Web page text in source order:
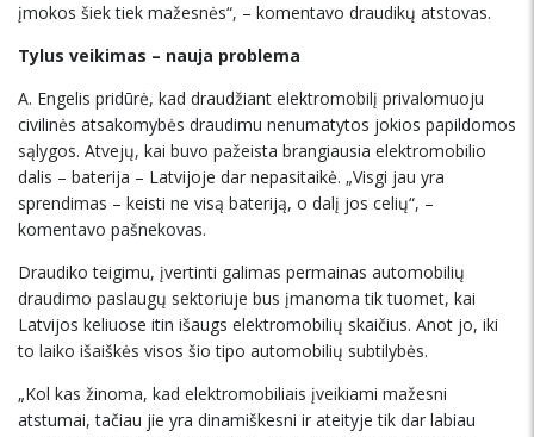
įmokos šiek tiek mažesnės“, – komentavo draudikų atstovas.
Tylus veikimas – nauja problema
A. Engelis pridūrė, kad draudžiant elektromobilį privalomuoju
civilinės atsakomybės draudimu nenumatytos jokios papildomos
sąlygos. Atvejų, kai buvo pažeista brangiausia elektromobilio
dalis – baterija – Latvijoje dar nepasitaikė. „Visgi jau yra
sprendimas – keisti ne visą bateriją, o dalį jos celių“, –
komentavo pašnekovas.
Draudiko teigimu, įvertinti galimas permainas automobilių
draudimo paslaugų sektoriuje bus įmanoma tik tuomet, kai
Latvijos keliuose itin išaugs elektromobilių skaičius. Anot jo, iki
to laiko išaiškės visos šio tipo automobilių subtilybės.
„Kol kas žinoma, kad elektromobiliais įveikiami mažesni
atstumai, tačiau jie yra dinamiškesni ir ateityje tik dar labiau